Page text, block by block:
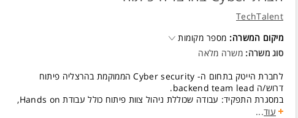
TechTalent
מיקום המשרה: מספר מקומות
סוג משרה: משרה מלאה
לחברת הייטק בתחום ה- Cyber security הממוקמת בהרצליה פיתוח
דרוש/ה backend team lead.
במסגרת התפקיד: עבודה שכוללת ניהול צוות פיתוח כולל עבודת Hands on,
גיוס מפתחים/ות נוספים/ות בהמשך, עבודה ישירה מול ה-CEO של החברה וכן
עוד...